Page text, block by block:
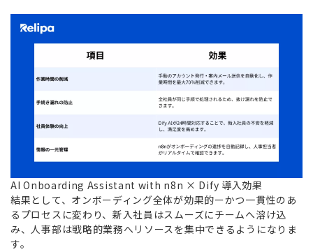
AI Onboarding Assistant with n8n × Dify 導入効果
結果として、オンボーディング全体が効果的ーかつ一貫性のあ
るプロセスに変わり、新入社員はスムーズにチームへ溶け込
み、人事部は戦略的業務へリソースを集中できるようになりま
す。